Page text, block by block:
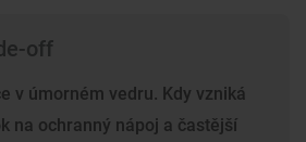
off
v úmorném vedru. Kdy vzniká
na ochranný nápoj a častější